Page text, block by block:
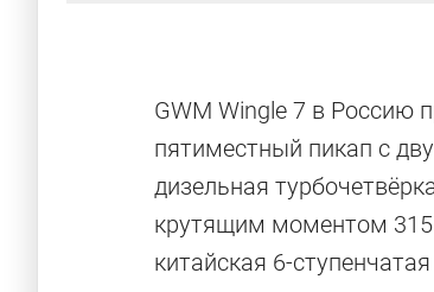
GWM Wingle 7 в Россию
пятиместный пикап с
дизельная
крутящим моментом 315
китайская 6-